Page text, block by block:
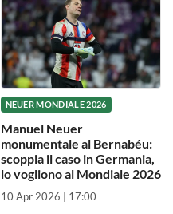
NEUER MONDIALE 2026
Manuel Neuer
monumentale al Bernabéu:
scoppia il caso in Germania,
lo vogliono al Mondiale 2026
10 Apr 2026 | 17:00